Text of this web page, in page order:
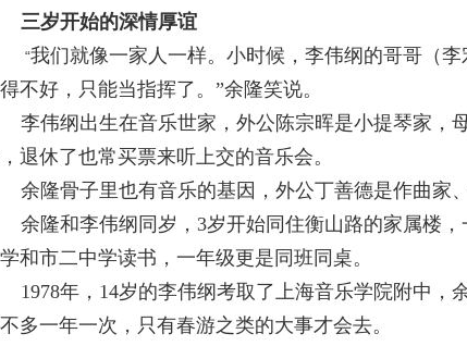
三岁开始的深情厚谊
“我们就像一家人一样。小时候，李伟纲的哥哥（
不好，只能当指挥了。”余隆笑说。
李伟纲出生在音乐世家，外公陈宗晖是小提琴家，
退休了也常买票来听上交的音乐会。
余隆骨子里也有音乐的基因，外公丁善德是作曲家
余隆和李伟纲同岁，3岁开始同住衡山路的家属楼
和市二中学读书，一年级更是同班同桌。
1978年， 14岁的李伟纲考取了上海音乐学院附中，
多一年一次，只有春游之类的大事才会去。